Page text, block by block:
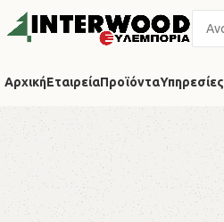
ΑρχικήΕταιρείαΠροϊόνταΥπηρεσίες